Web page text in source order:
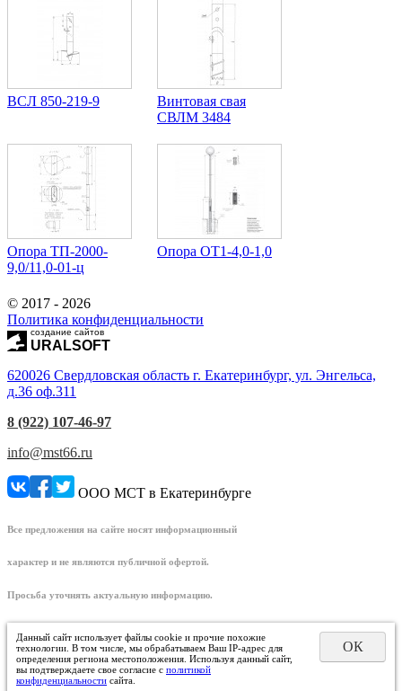
ВСЛ 850-219-9
Винтовая свая
СВЛМ 3484
Опора ТП-2000-
9,0/11,0-01-ц
Опора ОТ1-4,0-1,0
© 2017 - 2026
Политика конфиденциальности
создание сайтов
URALSOFT
620026 Свердловская область г. Екатеринбург, ул. Энгельса,
д.36 оф.311
8 (922) 107-46-97
info@mst66.ru
ООО МСТ в Екатеринбурге
Все предложения на сайте носят информационный
характер и не являются публичной офертой.
Просьба уточнять актуальную информацию.
Данный сайт использует файлы cookie и прочие похожие
технологии. В том числе, мы обрабатываем Ваш IP-адрес для
определения региона местоположения. Используя данный сайт,
вы подтверждаете свое согласие с политикой
конфиденциальности сайта.
ОК